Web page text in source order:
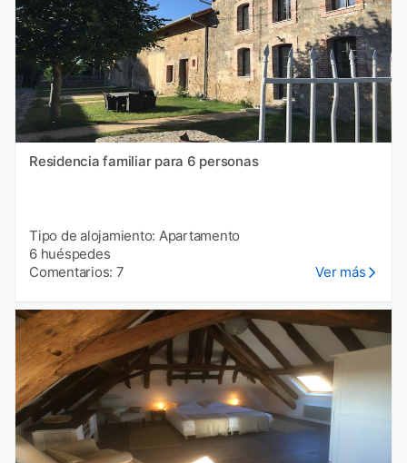
Residencia familiar para 6 personas
Tipo de alojamiento: Apartamento
6 huéspedes
Comentarios: 7
Ver más